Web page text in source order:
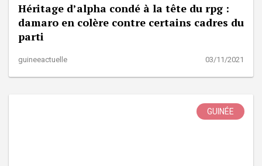
Héritage d’alpha condé à la tête du rpg :
damaro en colère contre certains cadres du
parti
guineeactuelle 03/11/2021
GUINÉE